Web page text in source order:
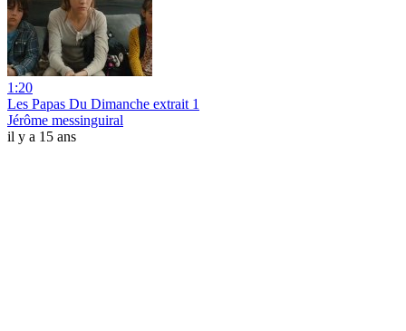
1:20
Les Papas Du Dimanche extrait 1
Jérôme messinguiral
il y a 15 ans